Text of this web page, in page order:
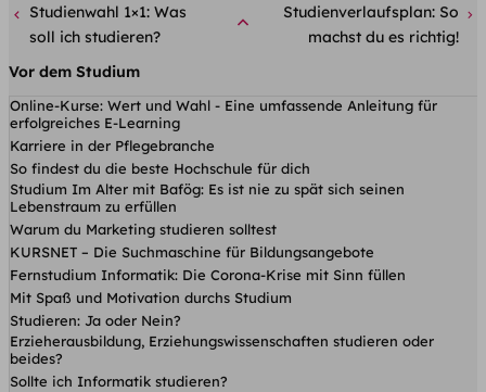
Studienwahl 1×1: Was
soll ich studieren?
Studienverlaufsplan: So
machst du es richtig!
Vor dem Studium
Online-Kurse: Wert und Wahl - Eine umfassende Anleitung für
erfolgreiches E-Learning
Karriere in der Pflegebranche
So findest du die beste Hochschule für dich
Studium Im Alter mit Bafög: Es ist nie zu spät sich seinen
Lebenstraum zu erfüllen
Warum du Marketing studieren solltest
KURSNET – Die Suchmaschine für Bildungsangebote
Fernstudium Informatik: Die Corona-Krise mit Sinn füllen
Mit Spaß und Motivation durchs Studium
Studieren: Ja oder Nein?
Erzieherausbildung, Erziehungswissenschaften studieren oder
beides?
Sollte ich Informatik studieren?